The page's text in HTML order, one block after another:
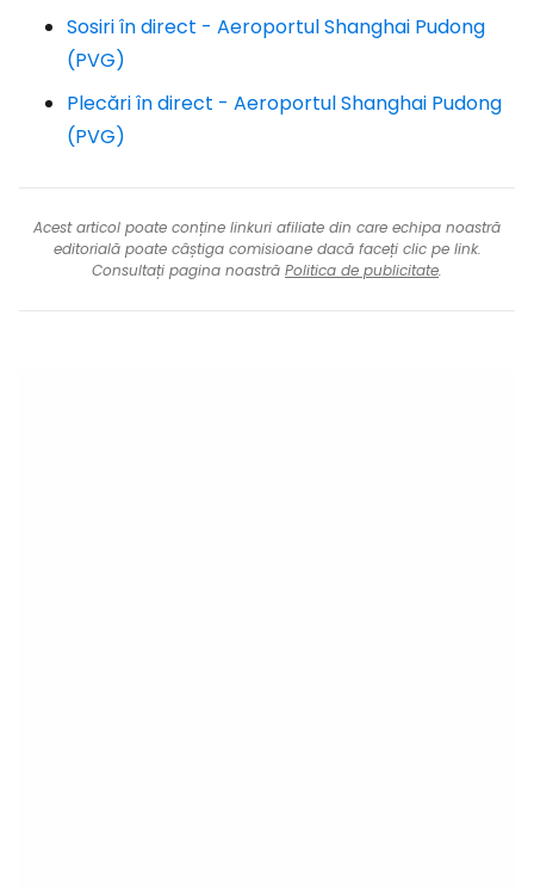
Sosiri în direct - Aeroportul Shanghai Pudong
(PVG)
Plecări în direct - Aeroportul Shanghai Pudong
(PVG)
Acest articol poate conține linkuri afiliate din care echipa noastră
editorială poate câștiga comisioane dacă faceți clic pe link.
Consultați pagina noastră Politica de publicitate.